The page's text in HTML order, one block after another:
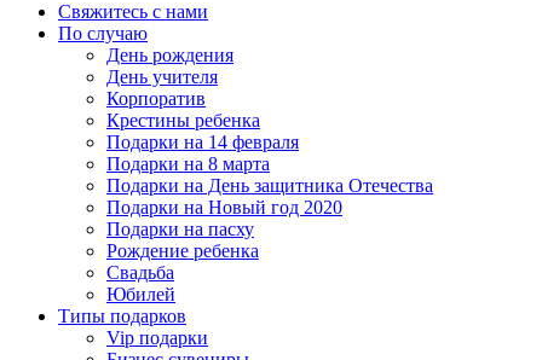
Свяжитесь с нами
По случаю
День рождения
День учителя
Корпоратив
Крестины ребенка
Подарки на 14 февраля
Подарки на 8 марта
Подарки на День защитника Отечества
Подарки на Новый год 2020
Подарки на пасху
Рождение ребенка
Свадьба
Юбилей
Типы подарков
Vip подарки